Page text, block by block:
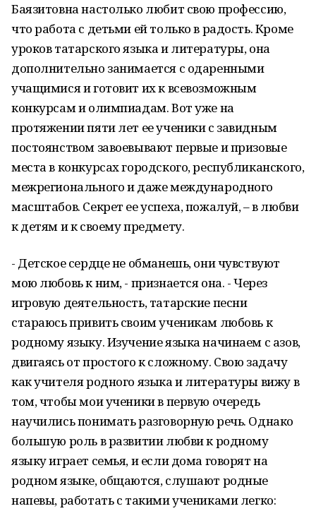
Баязитовна настолько любит свою профессию,
что работа с детьми ей только в радость. Кроме
уроков татарского языка и литературы, она
дополнительно занимается с одаренными
учащимися и готовит их к всевозможным
конкурсам и олимпиадам. Вот уже на
протяжении пяти лет ее ученики с завидным
постоянством завоевывают первые и призовые
места в конкурсах городского, республиканского,
межрегионального и даже международного
масштабов. Секрет ее успеха, пожалуй, – в любви
к детям и к своему предмету.
- Детское сердце не обманешь, они чувствуют
мою любовь к ним, - признается она. - Через
игровую деятельность, татарские песни
стараюсь привить своим ученикам любовь к
родному языку. Изучение языка начинаем с азов,
двигаясь от простого к сложному. Свою задачу
как учителя родного языка и литературы вижу в
том, чтобы мои ученики в первую очередь
научились понимать разговорную речь. Однако
большую роль в развитии любви к родному
языку играет семья, и если дома говорят на
родном языке, общаются, слушают родные
напевы, работать с такими учениками легко: